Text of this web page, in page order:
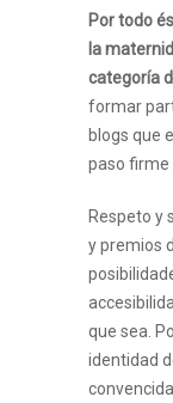
Por todo
la
categoría
formar
blogs que
paso firme
Respeto y
y premios
que sea.
identidad